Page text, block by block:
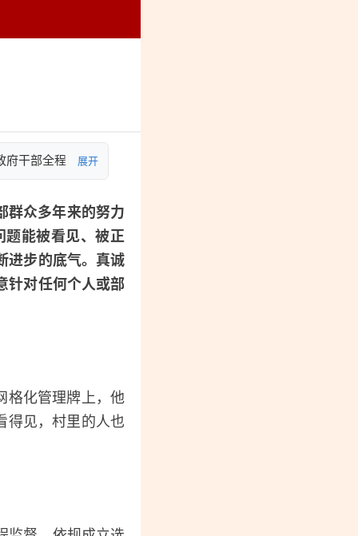
府干部全程 展开
群众多年来的努力
能被看见、被正
进步的底气。真诚
针对任何个人或部
化管理牌上，他
得见，村里的人也